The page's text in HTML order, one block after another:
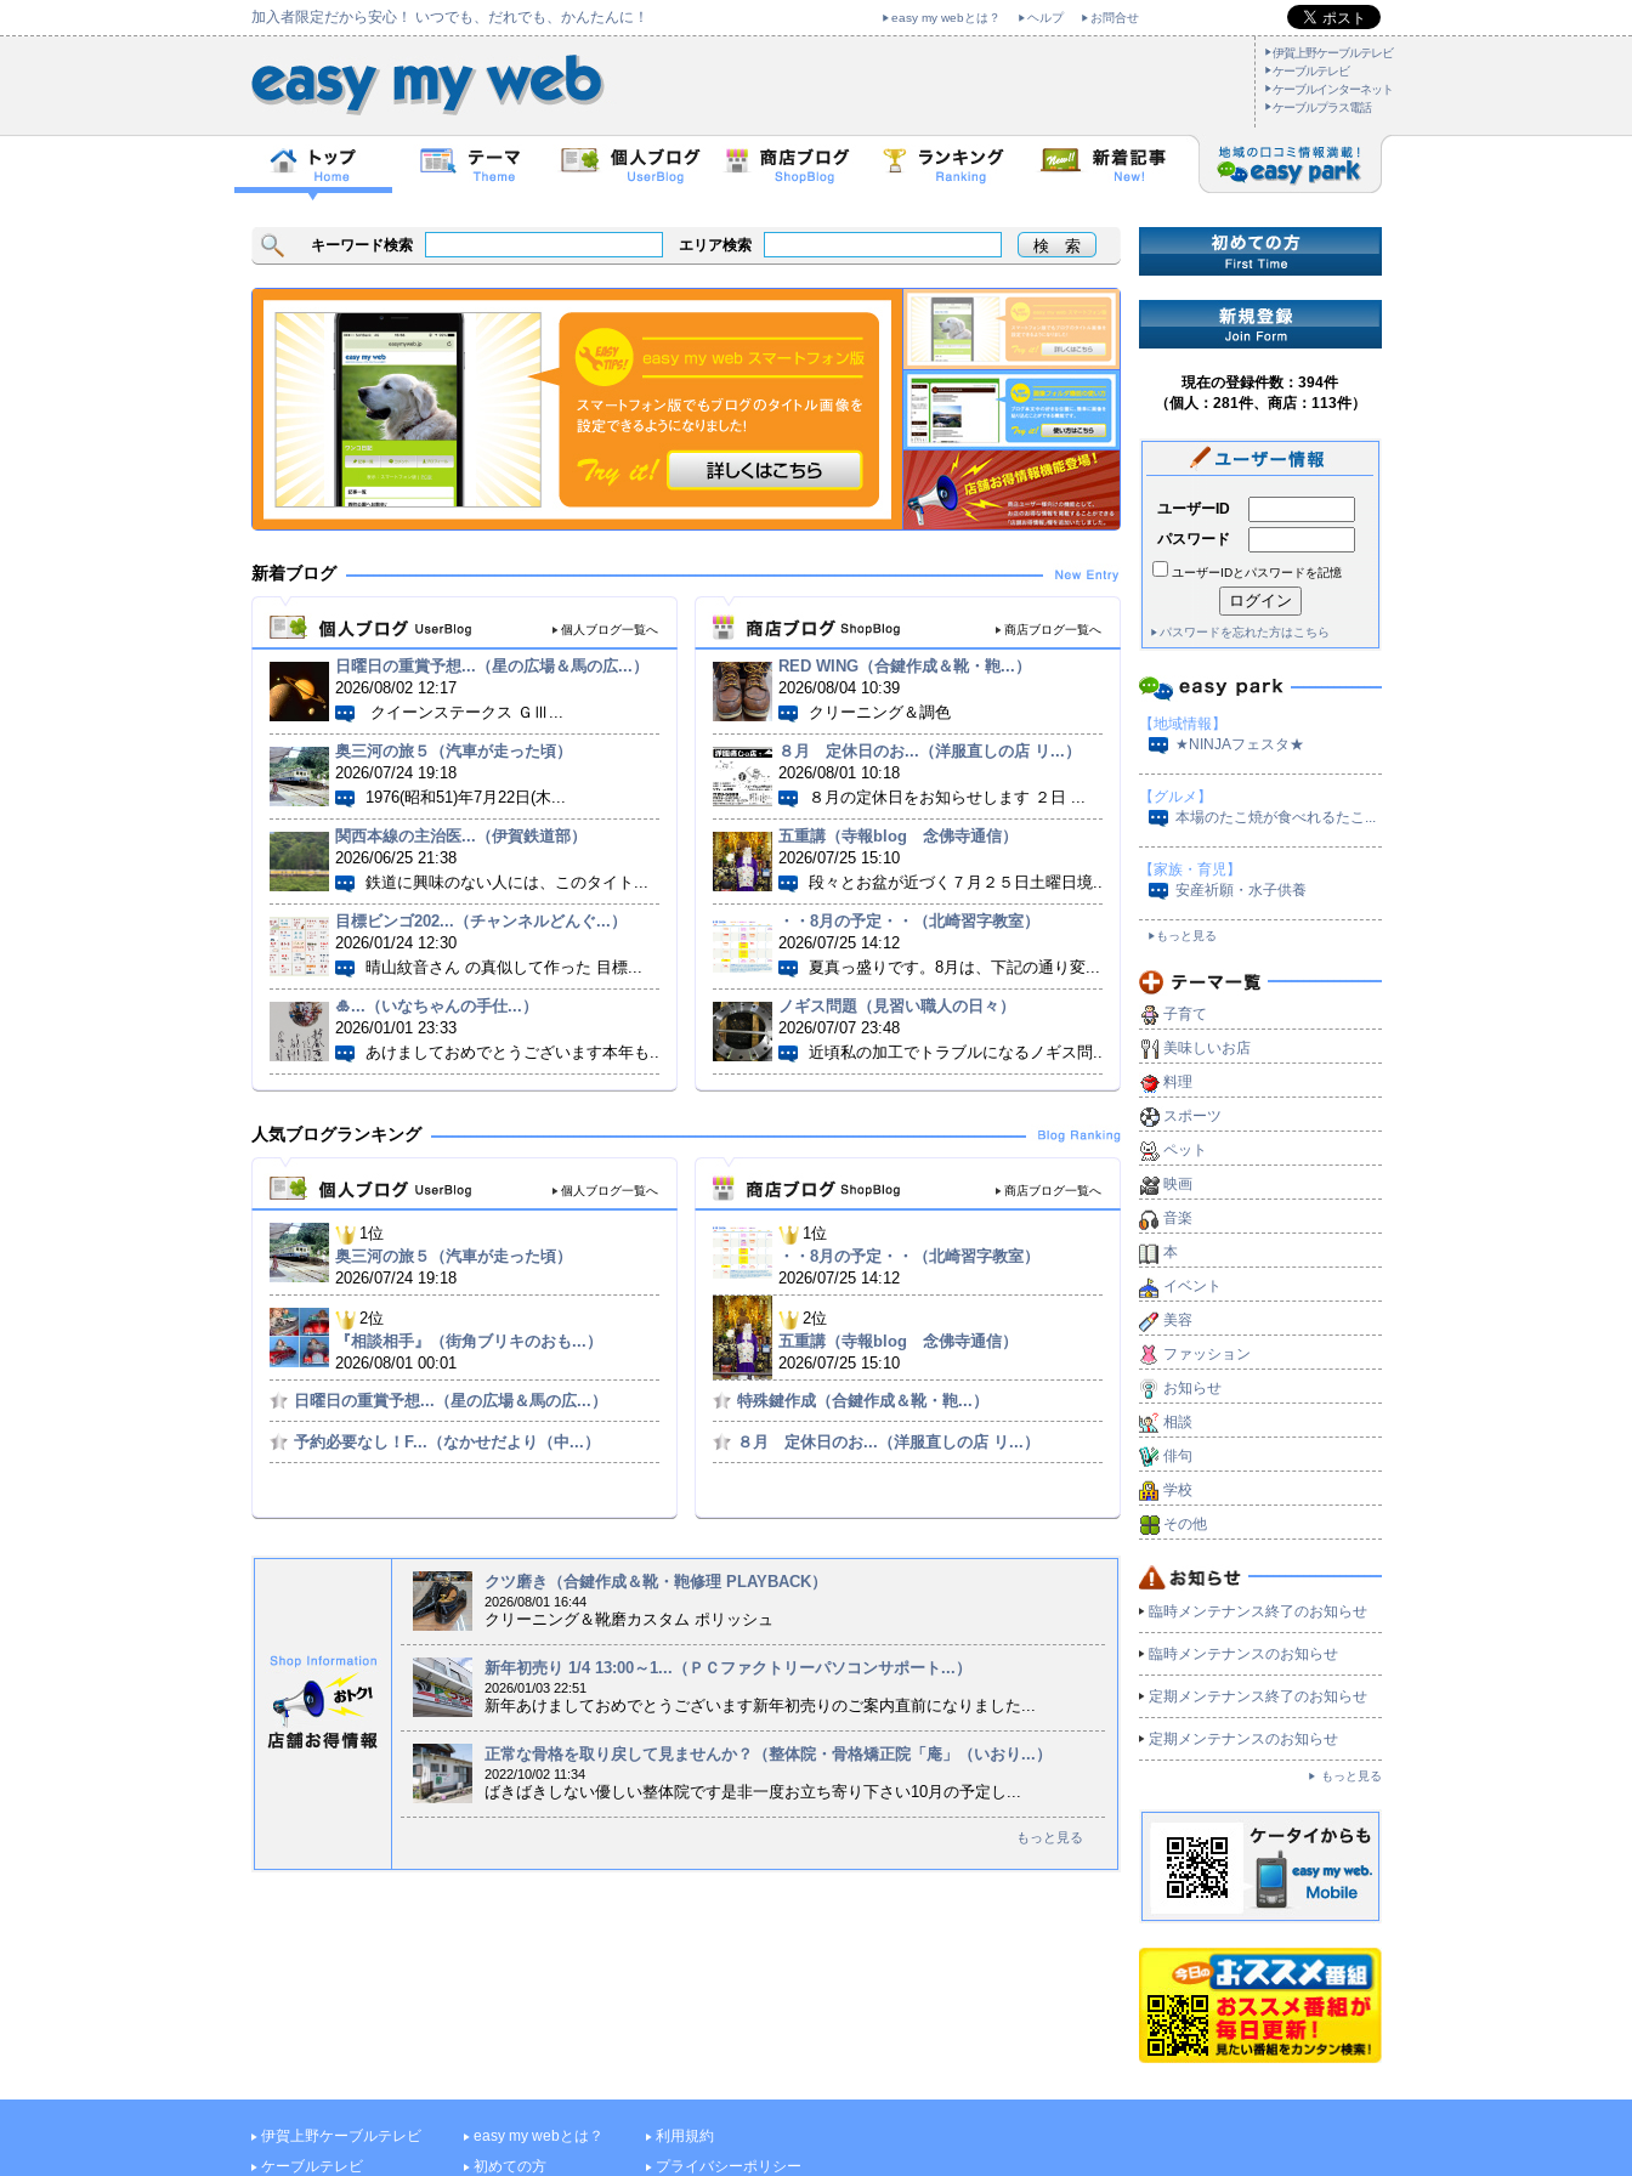
加入者限定だから安心！ いつでも、だれでも、かんたんに！ easy my webとは？ ヘルプ お問合せ
伊賀上野ケーブルテレビ
ケーブルテレビ
ケーブルインターネット
ケーブルプラス電話
キーワード検索 エリア検索
新着ブログ
個人ブログ一覧へ
日曜日の重賞予想...（星の広場＆馬の広...）
2026/08/02 12:17
クイーンステークス ＧⅢ...
奥三河の旅５（汽車が走った頃）
2026/07/24 19:18
1976(昭和51)年7月22日(木...
関西本線の主治医...（伊賀鉄道部）
2026/06/25 21:38
鉄道に興味のない人には、このタイト...
目標ビンゴ202...（チャンネルどんぐ...）
2026/01/24 12:30
晴山紋音さん の真似して作った 目標...
🎍...（いなちゃんの手仕...）
2026/01/01 23:33
あけましておめでとうございます本年も...
商店ブログ一覧へ
RED WING（合鍵作成＆靴・鞄...）
2026/08/04 10:39
クリーニング＆調色
８月 定休日のお...（洋服直しの店 リ...）
2026/08/01 10:18
８月の定休日をお知らせします ２日 ...
五重講（寺報blog 念佛寺通信）
2026/07/25 15:10
段々とお盆が近づく７月２５日土曜日境...
・・8月の予定・・（北崎習字教室）
2026/07/25 14:12
夏真っ盛りです。8月は、下記の通り変...
ノギス問題（見習い職人の日々）
2026/07/07 23:48
近頃私の加工でトラブルになるノギス問...
人気ブログランキング
個人ブログ一覧へ
1位
奥三河の旅５（汽車が走った頃）
2026/07/24 19:18
2位
『相談相手』（街角ブリキのおも...）
2026/08/01 00:01
日曜日の重賞予想...（星の広場＆馬の広...）
予約必要なし！F...（なかせだより（中...）
商店ブログ一覧へ
1位
・・8月の予定・・（北崎習字教室）
2026/07/25 14:12
2位
五重講（寺報blog 念佛寺通信）
2026/07/25 15:10
特殊鍵作成（合鍵作成＆靴・鞄...）
８月 定休日のお...（洋服直しの店 リ...）
クツ磨き（合鍵作成＆靴・鞄修理 PLAYBACK）
2026/08/01 16:44
クリーニング＆靴磨カスタム ポリッシュ
新年初売り 1/4 13:00～1...（ＰＣファクトリーパソコンサポート...）
2026/01/03 22:51
新年あけましておめでとうございます新年初売りのご案内直前になりました...
正常な骨格を取り戻して見ませんか？（整体院・骨格矯正院「庵」（いおり...）
2022/10/02 11:34
ばきばきしない優しい整体院です是非一度お立ち寄り下さい10月の予定し...
もっと見る
現在の登録件数：394件
（個人：281件、商店：113件）
ユーザーID
パスワード
ユーザーIDとパスワードを記憶
パスワードを忘れた方はこちら
【地域情報】
★NINJAフェスタ★
【グルメ】
本場のたこ焼が食べれるたこ...
【家族・育児】
安産祈願・水子供養
もっと見る
子育て
美味しいお店
料理
スポーツ
ペット
映画
音楽
本
イベント
美容
ファッション
お知らせ
相談
俳句
学校
その他
臨時メンテナンス終了のお知らせ
臨時メンテナンスのお知らせ
定期メンテナンス終了のお知らせ
定期メンテナンスのお知らせ
もっと見る
伊賀上野ケーブルテレビ
ケーブルテレビ
easy my webとは？
初めての方
利用規約
プライバシーポリシー